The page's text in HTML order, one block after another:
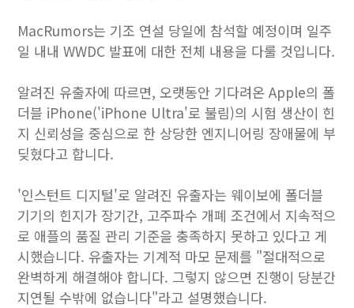
MacRumors는 기조 연설 당일에 참석할 예정이며 일주
일 내내 WWDC 발표에 대한 전체 내용을 다룰 것입니다.
알려진 유출자에 따르면, 오랫동안 기다려온 Apple의 폴
더블 iPhone('iPhone Ultra'로 불림)의 시험 생산이 힌
지 신뢰성을 중심으로 한 상당한 엔지니어링 장애물에 부
딪혔다고 합니다.
'인스턴트 디지털'로 알려진 유출자는 웨이보에 폴더블
기기의 힌지가 장기간, 고주파수 개폐 조건에서 지속적으
로 애플의 품질 관리 기준을 충족하지 못하고 있다고 게
시했습니다. 유출자는 기계적 마모 문제를 "절대적으로
완벽하게 해결해야 합니다. 그렇지 않으면 진행이 당분간
지연될 수밖에 없습니다"라고 설명했습니다.